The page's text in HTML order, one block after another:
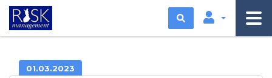
Etsi
01.03.2023